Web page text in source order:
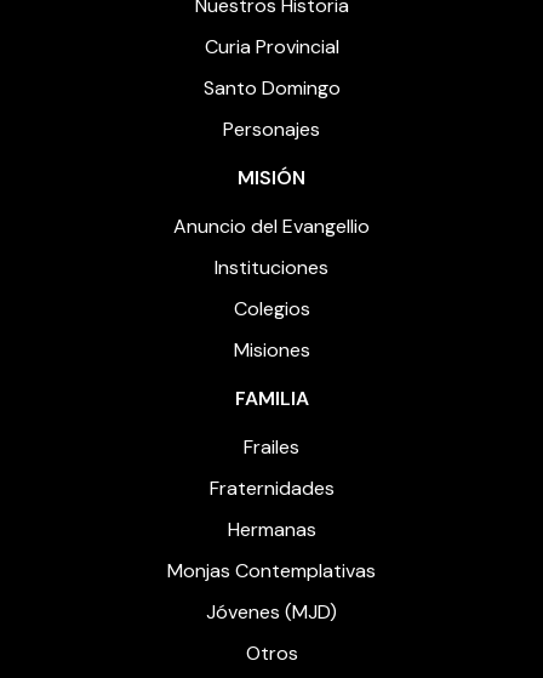
Nuestros Historia
Curia Provincial
Santo Domingo
Personajes
MISIÓN
Anuncio del Evangellio
Instituciones
Colegios
Misiones
FAMILIA
Frailes
Fraternidades
Hermanas
Monjas Contemplativas
Jóvenes (MJD)
Otros